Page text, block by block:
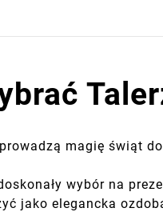
magię świąt
wybór na
jako elegancka